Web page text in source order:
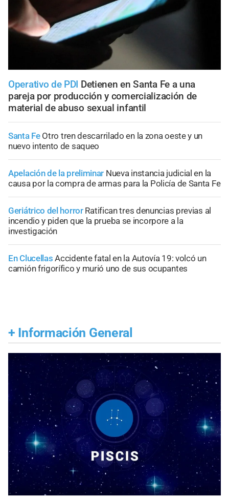
Operativo de PDI Detienen en Santa Fe a una
pareja por producción y comercialización de
material de abuso sexual infantil
Santa Fe Otro tren descarrilado en la zona oeste y un
nuevo intento de saqueo
Apelación de la preliminar Nueva instancia judicial en la
causa por la compra de armas para la Policía de Santa Fe
Geriátrico del horror Ratifican tres denuncias previas al
incendio y piden que la prueba se incorpore a la
investigación
En Clucellas Accidente fatal en la Autovía 19: volcó un
camión frigorífico y murió uno de sus ocupantes
+ Información General